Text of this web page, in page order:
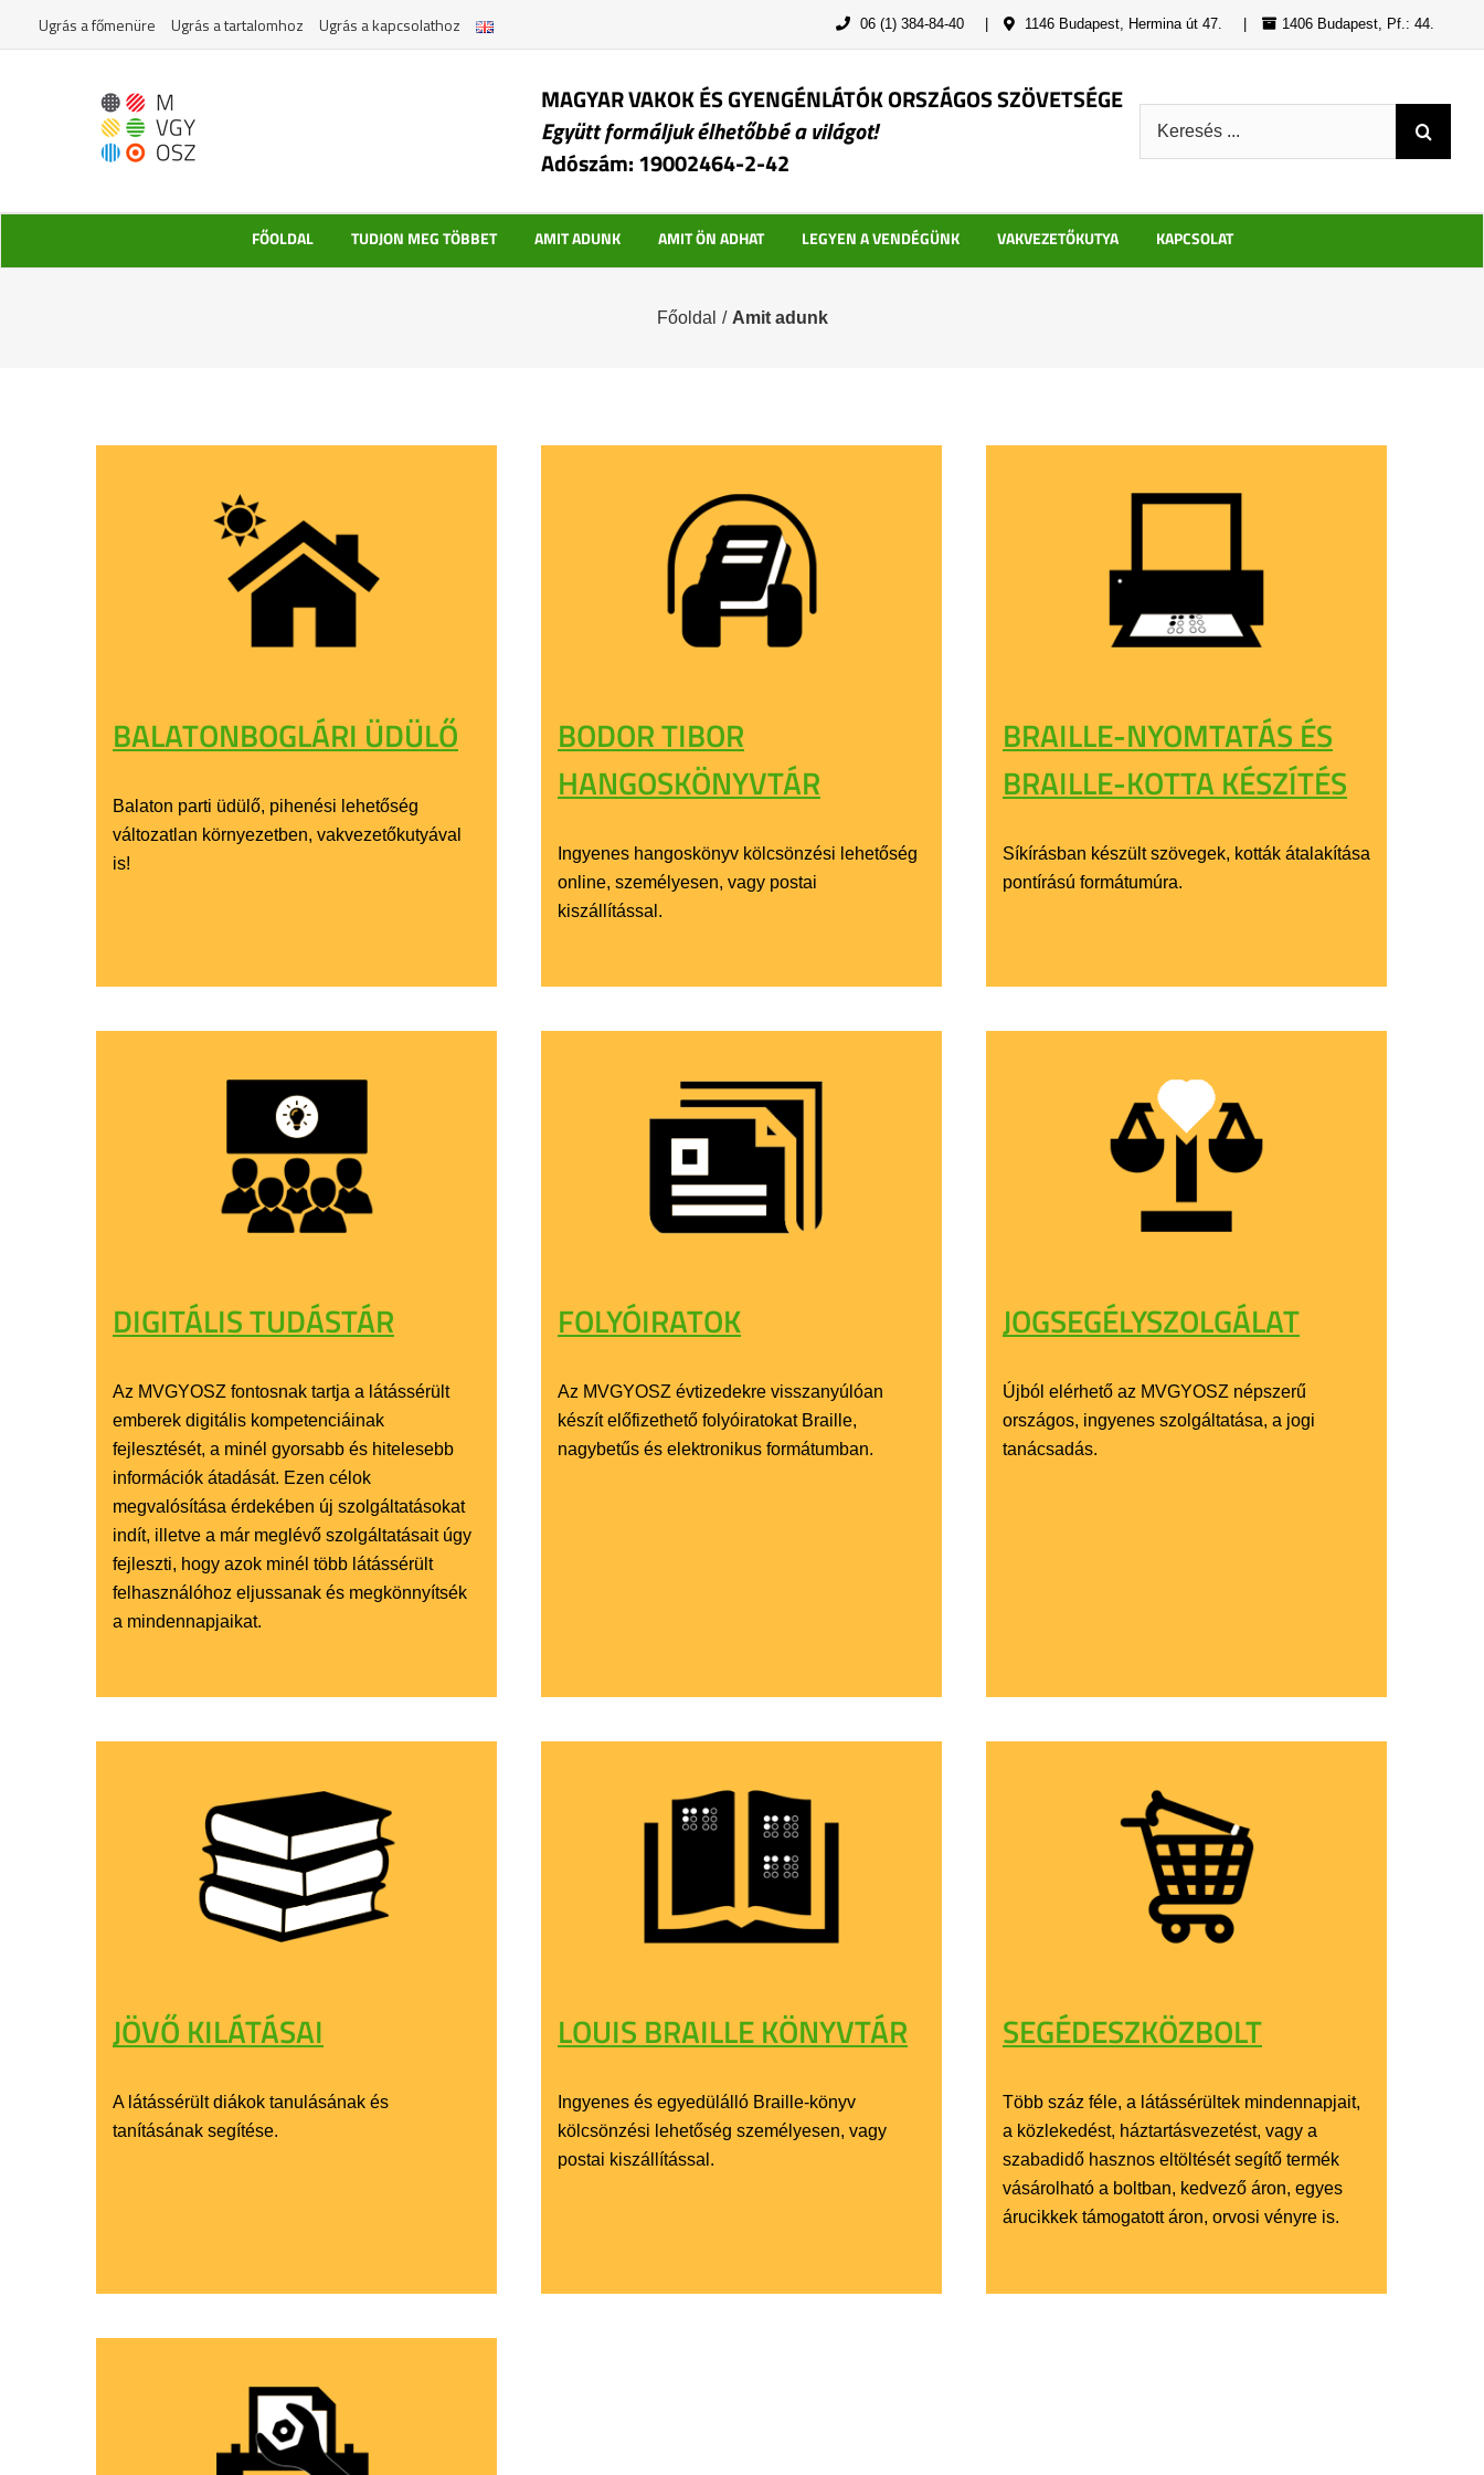
Ugrás a főmenüre Ugrás a tartalomhoz Ugrás a kapcsolathoz 06 (1) 384-84-40 1146 Budapest, Hermina út 47. 1406 Budapest, Pf.: 44.
MAGYAR VAKOK ÉS GYENGÉNLÁTÓK ORSZÁGOS SZÖVETSÉGE
Együtt formáljuk élhetőbbé a világot!
Adószám: 19002464-2-42
FŐOLDAL TUDJON MEG TÖBBET AMIT ADUNK AMIT ÖN ADHAT LEGYEN A VENDÉGÜNK VAKVEZETŐKUTYA KAPCSOLAT
Főoldal / Amit adunk
BALATONBOGLÁRI ÜDÜLŐ
Balaton parti üdülő, pihenési lehetőség
változatlan környezetben, vakvezetőkutyával
is!
BODOR TIBOR
HANGOSKÖNYVTÁR
Ingyenes hangoskönyv kölcsönzési lehetőség
online, személyesen, vagy postai
kiszállítással.
BRAILLE-NYOMTATÁS ÉS
BRAILLE-KOTTA KÉSZÍTÉS
Síkírásban készült szövegek, kották átalakítása
pontírású formátumúra.
DIGITÁLIS TUDÁSTÁR
Az MVGYOSZ fontosnak tartja a látássérült
emberek digitális kompetenciáinak
fejlesztését, a minél gyorsabb és hitelesebb
információk átadását. Ezen célok
megvalósítása érdekében új szolgáltatásokat
indít, illetve a már meglévő szolgáltatásait úgy
fejleszti, hogy azok minél több látássérült
felhasználóhoz eljussanak és megkönnyítsék
a mindennapjaikat.
FOLYÓIRATOK
Az MVGYOSZ évtizedekre visszanyúlóan
készít előfizethető folyóiratokat Braille,
nagybetűs és elektronikus formátumban.
JOGSEGÉLYSZOLGÁLAT
Újból elérhető az MVGYOSZ népszerű
országos, ingyenes szolgáltatása, a jogi
tanácsadás.
JÖVŐ KILÁTÁSAI
A látássérült diákok tanulásának és
tanításának segítése.
LOUIS BRAILLE KÖNYVTÁR
Ingyenes és egyedülálló Braille-könyv
kölcsönzési lehetőség személyesen, vagy
postai kiszállítással.
SEGÉDESZKÖZBOLT
Több száz féle, a látássérültek mindennapjait,
a közlekedést, háztartásvezetést, vagy a
szabadidő hasznos eltöltését segítő termék
vásárolható a boltban, kedvező áron, egyes
árucikkek támogatott áron, orvosi vényre is.